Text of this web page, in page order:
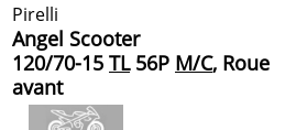
Pirelli
Angel Scooter
120/70-15 TL56P M/C, Roue
avant